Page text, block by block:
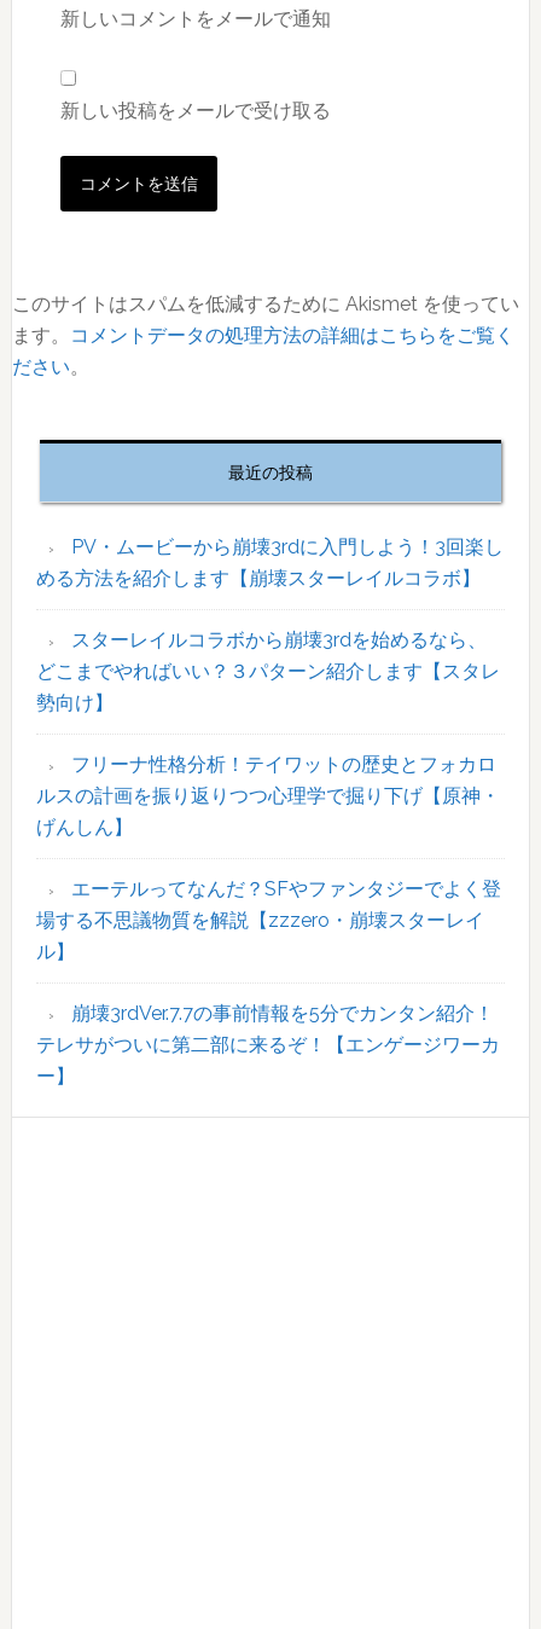
新しいコメントをメールで通知
新しい投稿をメールで受け取る
このサイトはスパムを低減するために Akismet を使ってい
ます。
コメントデータの処理方法の詳細はこちらをご覧く
ださい。
ド
バ
最近の投稿
PV・ムービーから崩壊3rdに入門しよう！3回楽し
める方法を紹介します【崩壊スターレイルコラボ】
スターレイルコラボから崩壊3rdを始めるなら、
どこまでやればいい？３パターン紹介します【スタレ
勢向け】
フリーナ性格分析！テイワットの歴史とフォカロ
ルスの計画を振り返りつつ心理学で掘り下げ【原神・
げんしん】
エーテルってなんだ？SFやファンタジーでよく登
場する不思議物質を解説【zzzero・崩壊スターレイ
ル】
崩壊3rdVer.7.7の事前情報を5分でカンタン紹介！
テレサがついに第二部に来るぞ！【エンゲージワーカ
ー】